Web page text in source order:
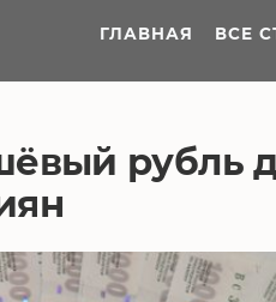
ГЛАВНАЯ ВСЕ
рубль